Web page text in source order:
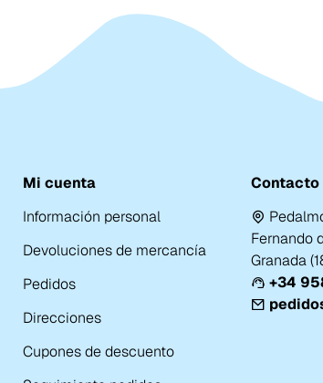
Mi cuenta
Información personal
Devoluciones de mercancía
Pedidos
Direcciones
Cupones de descuento
Contacto
Fernando
Granada
+34